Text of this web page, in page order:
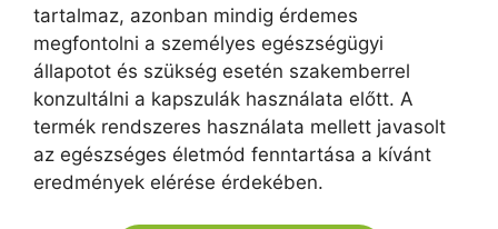
tartalmaz, azonban mindig érdemes
megfontolni a személyes egészségügyi
állapotot és szükség esetén szakemberrel
konzultálni a kapszulák használata előtt. A
termék rendszeres használata mellett javasolt
az egészséges életmód fenntartása a kívánt
eredmények elérése érdekében.